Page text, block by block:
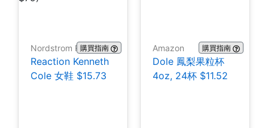
Nordstrom Rack購買指南
Reaction Kenneth
Cole 女鞋 $15.73
Amazon 購買指南
Dole 鳳梨果粒杯
4oz, 24杯 $11.52